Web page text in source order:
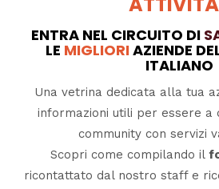
ENTRA NEL CIRCUITO DI
LE MIGLIORIAZIENDE
ITALIANO
Una vetrina dedicata alla tua
informazioni utili per essere a
community con servizi
Scopri come compilando il
ricontattato dal nostro staff e